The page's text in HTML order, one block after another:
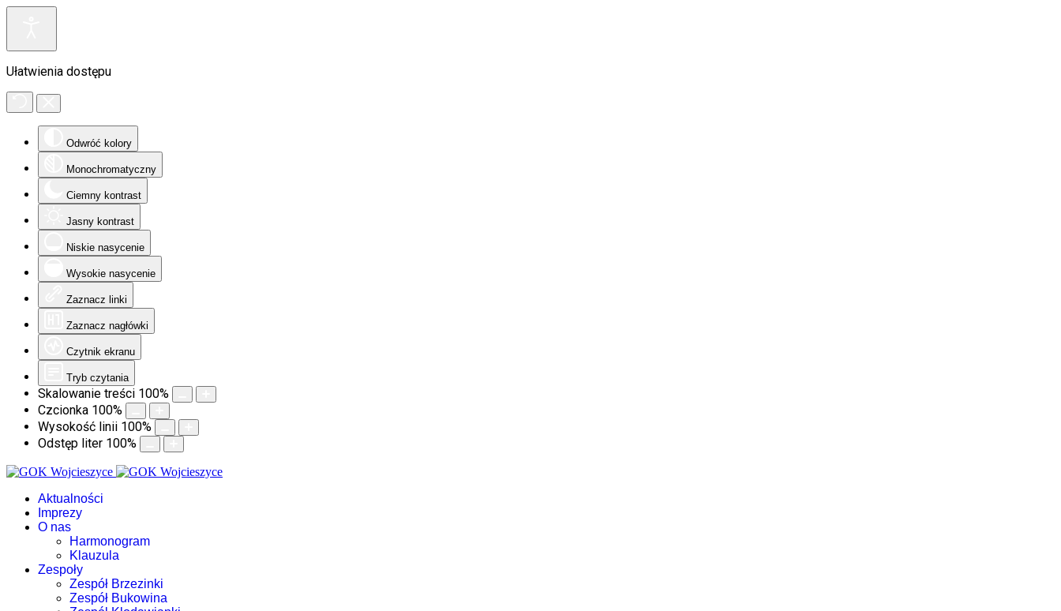
Ułatwienia dostępu
Odwróć kolory
Monochromatyczny
Ciemny kontrast
Jasny kontrast
Niskie nasycenie
Wysokie nasycenie
Zaznacz linki
Zaznacz nagłówki
Czytnik ekranu
Tryb czytania
Skalowanie treści 100%
Czcionka 100%
Wysokość linii 100%
Odstęp liter 100%
Aktualności
Imprezy
O nas
Harmonogram
Klauzula
Zespoły
Zespół Brzezinki
Zespół Bukowina